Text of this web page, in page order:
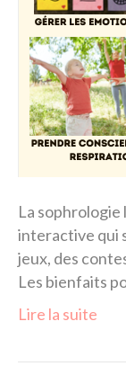
La
interactive qui
jeux, des
Les bienfaits
Lire la suite